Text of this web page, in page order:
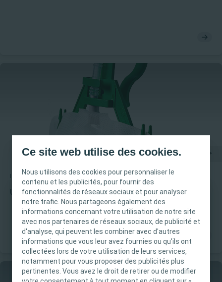
Ce site web utilise des cookies.
Nous utilisons des cookies pour personnaliser le
contenu et les publicités, pour fournir des
fonctionnalités de réseaux sociaux et pour analyser
notre trafic. Nous partageons également des
informations concernant votre utilisation de notre site
avec nos partenaires de réseaux sociaux, de publicité et
d'analyse, qui peuvent les combiner avec d'autres
informations que vous leur avez fournies ou qu'ils ont
collectées lors de votre utilisation de leurs services,
notamment pour vous proposer des publicités plus
pertinentes. Vous avez le droit de retirer ou de modifier
INFORMATION IMPORTANTE
Ce site est destiné uniquement aux
professionnels de santé français tels que définis
dans le Code de la santé publique français. Le
contenu du site est destiné à l’information et
l’éducation et peut ne pas être adapté à toutes
Incontinence urinaire Guide d’utilisation
Utilisation d'une poche de nuit Conveen®